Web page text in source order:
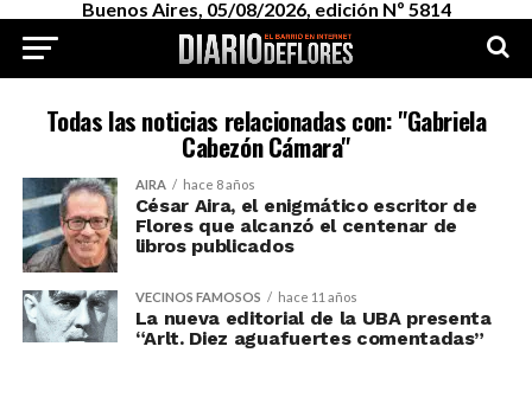
Buenos Aires, 05/08/2026, edición Nº 5814
Todas las noticias relacionadas con: "Gabriela
Cabezón Cámara"
AIRA hace 8 años
César Aira, el enigmático escritor de
Flores que alcanzó el centenar de
libros publicados
VECINOS FAMOSOS hace 11 años
La nueva editorial de la UBA presenta
“Arlt. Diez aguafuertes comentadas”